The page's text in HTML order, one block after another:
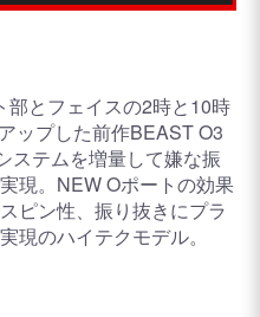
部とフェイスの2時と10時
ップした前作BEAST O3
ステムを増量して嫌な振
現。NEW Oポートの効果
ピン性、振り抜きにプラ
現のハイテクモデル。